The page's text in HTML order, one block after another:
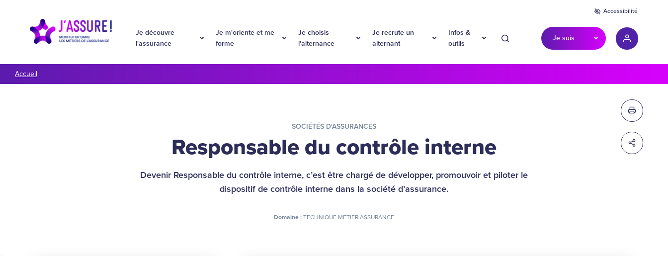
Recherche
Je découvre
l'assurance
Je m'oriente et me
forme
Je choisis
l'alternance
Je recrute un
alternant
Infos &
outils
Je suis Mon compte
Accessibilité
Accueil
SOCIÉTÉS D'ASSURANCES
Responsable du contrôle interne
Devenir Responsable du contrôle interne, c’est être chargé de développer, promouvoir et piloter le
dispositif de contrôle interne dans la société d’assurance.
Domaine : TECHNIQUE METIER ASSURANCE
Imprimer
Partager